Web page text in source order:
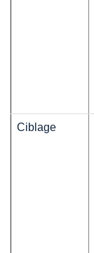
Ciblage